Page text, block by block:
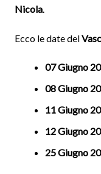
Nicola.
Ecco le date del
07 Giugno
08 Giugno
11 Giugno
12 Giugno
25 Giugno